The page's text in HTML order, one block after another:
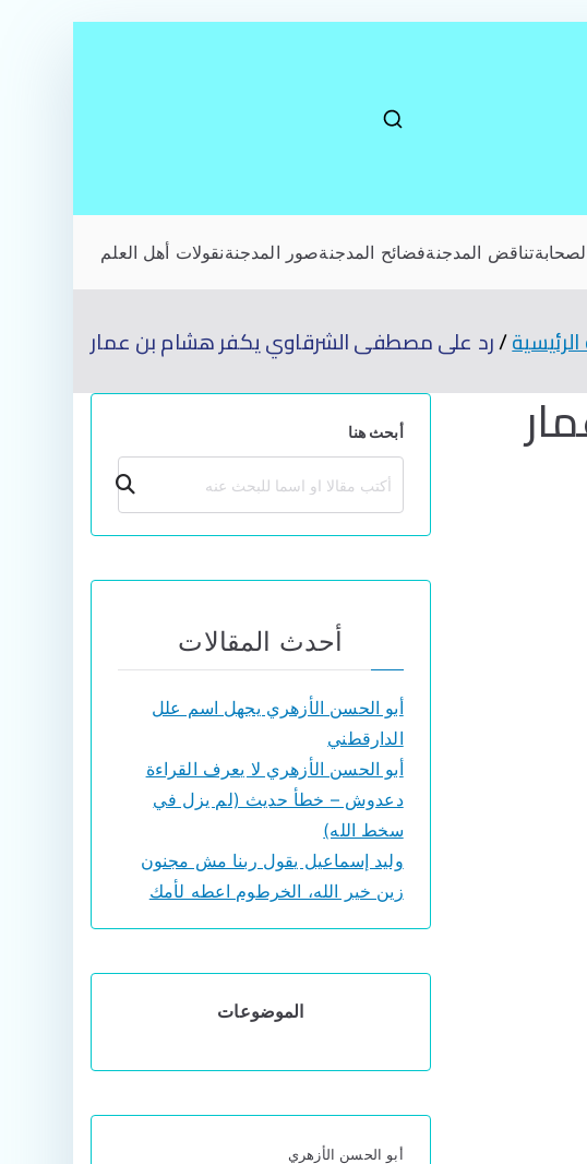
تناقض المدجنةفضائح المدجنةصور المدجنةنقولات أهل العلم
رد على مصطفى الشرقاوي يكفر هشام بن عمار
أبحث هنا
بحث
أحدث المقالات
أبو الحسن الأزهري يجهل اسم علل
الدارقطني
أبو الحسن الأزهري لا يعرف القراءة
دعدوش – خطأ حديث (لم يزل في
سخط الله)
وليد إسماعيل يقول ربنا مش مجنون
زين خير الله، الخرطوم اعطه لأمك
الموضوعات
أبو الحسن الأزهري